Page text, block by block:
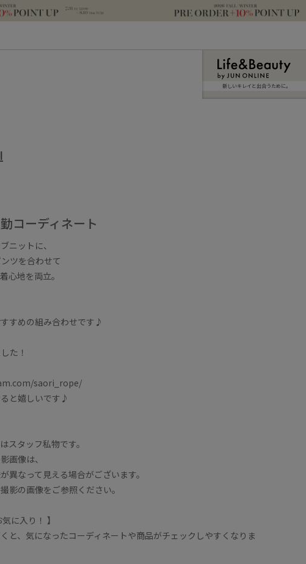
新しいキレイと出合うために。
コーディネート
ニットに、
ツを合わせて
心地を両立。
すめの組み合わせです♪
た！
saori_rope/
と嬉しいです♪
スタッフ私物です。
画像は、
異なって見える場合がございます。
影の画像をご参照ください。
に入り！ 】
と、気になったコーディネートや商品がチェックしやすくなりま